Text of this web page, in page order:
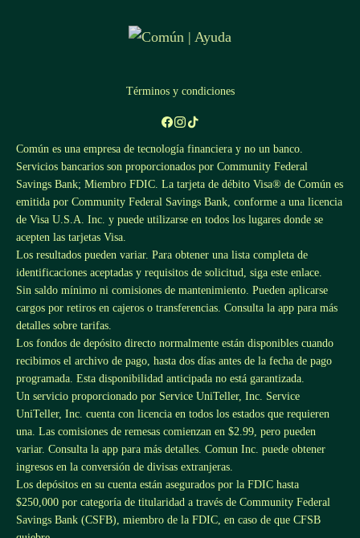
Términos y condiciones
Común es una empresa de tecnología financiera y no un banco.
Servicios bancarios son proporcionados por Community Federal
Savings Bank; Miembro FDIC. La tarjeta de débito Visa® de Común es
emitida por Community Federal Savings Bank, conforme a una licencia
de Visa U.S.A. Inc. y puede utilizarse en todos los lugares donde se
acepten las tarjetas Visa.
Los resultados pueden variar. Para obtener una lista completa de
identificaciones aceptadas y requisitos de solicitud, siga este enlace.
Sin saldo mínimo ni comisiones de mantenimiento. Pueden aplicarse
cargos por retiros en cajeros o transferencias. Consulta la app para más
detalles sobre tarifas.
Los fondos de depósito directo normalmente están disponibles cuando
recibimos el archivo de pago, hasta dos días antes de la fecha de pago
programada. Esta disponibilidad anticipada no está garantizada.
Un servicio proporcionado por Service UniTeller, Inc. Service
UniTeller, Inc. cuenta con licencia en todos los estados que requieren
una. Las comisiones de remesas comienzan en $2.99, pero pueden
variar. Consulta la app para más detalles. Comun Inc. puede obtener
ingresos en la conversión de divisas extranjeras.
Los depósitos en su cuenta están asegurados por la FDIC hasta
$250,000 por categoría de titularidad a través de Community Federal
Savings Bank (CSFB), miembro de la FDIC, en caso de que CFSB